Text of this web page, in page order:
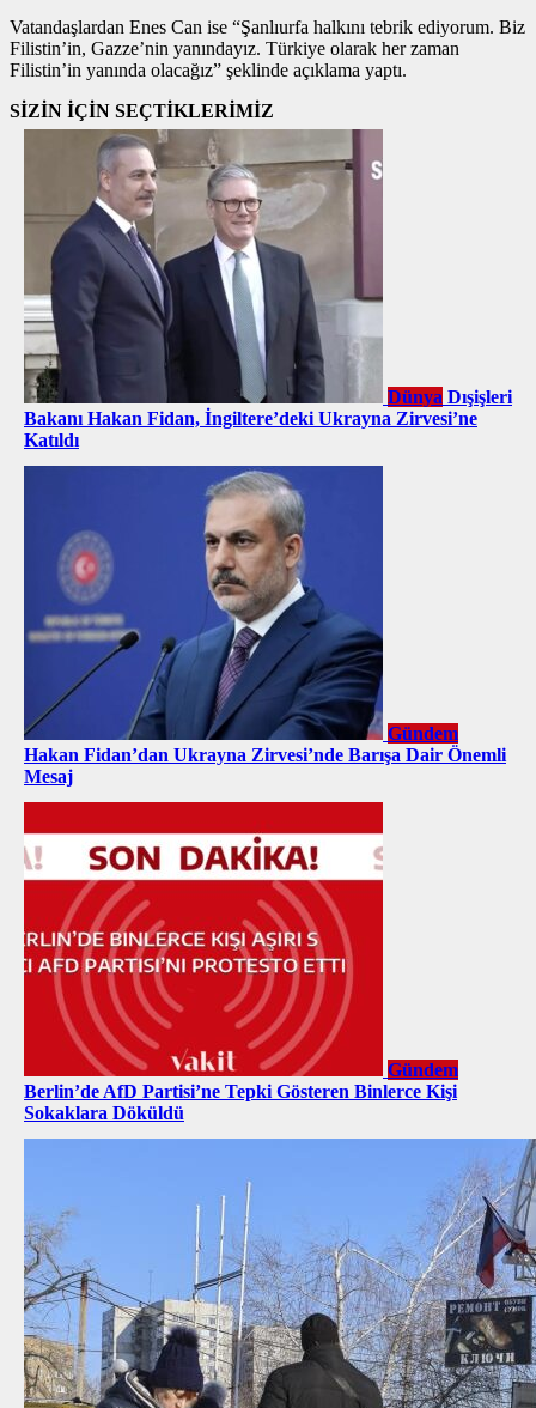
Vatandaşlardan Enes Can ise “Şanlıurfa halkını tebrik ediyorum. Biz
Filistin’in, Gazze’nin yanındayız. Türkiye olarak her zaman
Filistin’in yanında olacağız” şeklinde açıklama yaptı.
SİZİN İÇİN SEÇTİKLERİMİZ
Dünya Dışişleri
Bakanı Hakan Fidan, İngiltere’deki Ukrayna Zirvesi’ne
Katıldı
Gündem
Hakan Fidan’dan Ukrayna Zirvesi’nde Barışa Dair Önemli
Mesaj
Gündem
Berlin’de AfD Partisi’ne Tepki Gösteren Binlerce Kişi
Sokaklara Döküldü